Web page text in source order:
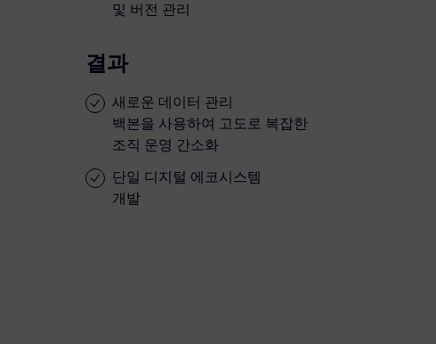
및 버전 관리
결과
새로운 데이터 관리
백본을 사용하여 고도로 복잡한
조직 운영 간소화
단일 디지털 에코시스템
개발